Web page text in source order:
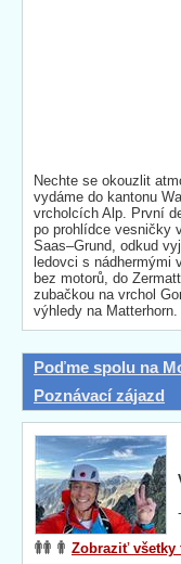
Nechte se okouzlit
vydáme do kantonu
vrcholcích Alp. První
po prohlídce vesničky
Saas–Grund, odkud
ledovci s nádhermými
bez motorů, do
zubačkou na vrchol
výhledy na Matterhorn.
Poďme spolu na
Poznávací zájazd
-
Zobraziť všetky